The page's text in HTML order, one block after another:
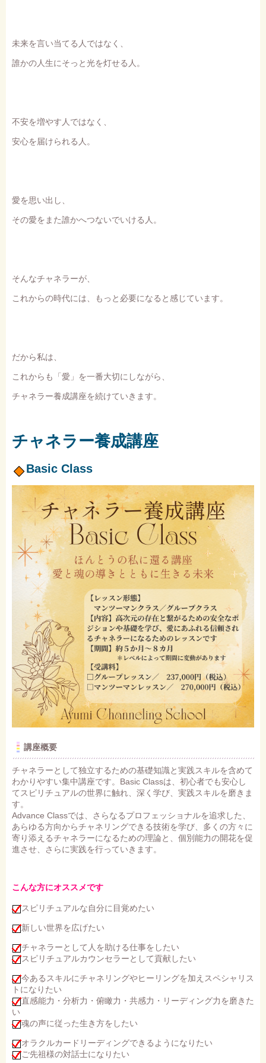
未来を言い当てる人ではなく、
誰かの人生にそっと光を灯せる人。
不安を増やす人ではなく、
安心を届けられる人。
愛を思い出し、
その愛をまた誰かへつないでいける人。
そんなチャネラーが、
これからの時代には、もっと必要になると感じています。
だから私は、
これからも「愛」を一番大切にしながら、
チャネラー養成講座を続けていきます。
チャネラー養成講座
Basic Class
講座概要
チャネラーとして独立するための基礎知識と実践スキルを含めて
わかりやすい集中講座です。Basic Classは、初心者でも安心し
てスピリチュアルの世界に触れ、深く学び、実践スキルを磨きま
す。
Advance Classでは、さらなるプロフェッショナルを追求した、
あらゆる方向からチャネリングできる技術を学び、多くの方々に
寄り添えるチャネラーになるための理論と、個別能力の開花を促
進させ、さらに実践を行っていきます。
こんな方にオススメです
スピリチュアルな自分に目覚めたい
新しい世界を広げたい
チャネラーとして人を助ける仕事をしたい
スピリチュアルカウンセラーとして貢献したい
今あるスキルにチャネリングやヒーリングを加えスペシャリス
トになりたい
直感能力・分析力・俯瞰力・共感力・リーディング力を磨きた
い
魂の声に従った生き方をしたい
オラクルカードリーディングできるようになりたい
ご先祖様の対話士になりたい